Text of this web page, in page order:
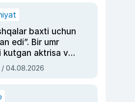
baxti uchun
edi”. Bir umr
kutgan aktrisa va
ustasi Rimma
/ 04.08.2026